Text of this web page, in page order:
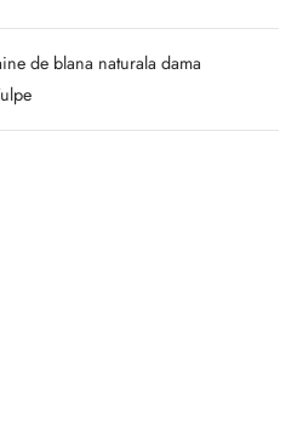
de blana naturala dama